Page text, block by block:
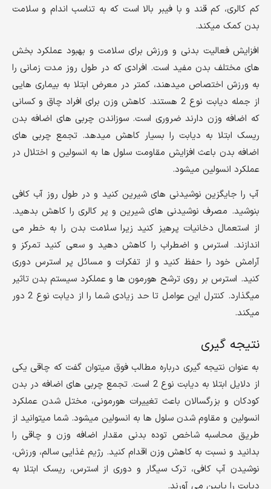
کم کالری، کم قند و با فیبر بالا است که به تناسب اندام و سلامت
بدن کمک میکند.
افزایش فعالیت بدنی و ورزش برای سلامت و بهبود عملکرد بخش
های مختلف بدن مفید است. افرادی که در طول روز مدت زمانی را
به ورزش اختصاص میدهند، کمتر در معرض ابتلا به بیماری هایی
از جمله دیابت نوع 2 هستند. کاهش وزن برای افراد چاق و کسانی
که اضافه وزن دارند ضروری است. سوزاندن چربی های اضافه بدن
ریسک ابتلا به دیابت را بسیار کاهش میدهد. تجمع چربی های
اضافه بدن باعث افزایش مقاومت سلول ها به انسولین و اختلال در
عملکرد انسولین میشود.
آب را جایگزین نوشیدنی های شیرین کنید و در طول روز آب کافی
بنوشید. مصرف نوشیدنی های شیرین و پر کالری را کاهش بدهید.
از استعمال دخانیات پرهیز کنید زیرا سلامت بدن را به خطر می
اندازند. استرس و اضطراب را کاهش دهید و سعی کنید تمرکز و
آرامش خود را حفظ کنید و از تفکرات و مسائل پر استرس دوری
کنید. استرس بر روی ترشح هورمون ها و عملکرد سیستم بدن تاثیر
میگذارد. کنترل این عوامل تا حد زیادی شما را از دیابت نوع 2 دور
میکند.
نتیجه گیری
به عنوان نتیجه گیری درباره مطالب فوق میتوان گفت که چاقی یکی
از دلایل ابتلا به دیابت نوع 2 است. تجمع چربی های اضافه در بدن
کودکان و بزرگسالان باعث تغییرات هورمونی، مختل شدن عملکرد
انسولین و مقاوم شدن سلول ها به انسولین میشود. شما میتوانید از
طریق محاسبه شاخص توده بدنی مقدار اضافه وزن و چاقی را
بدانید و نسبت به کاهش وزن اقدام کنید. رژیم غذایی سالم، ورزش،
نوشیدن آب کافی، ترک سیگار و دوری از استرس، ریسک ابتلا به